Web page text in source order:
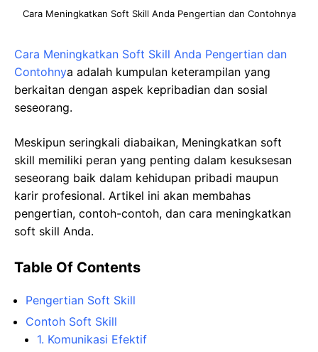
Cara Meningkatkan Soft Skill Anda Pengertian dan Contohnya
Cara Meningkatkan Soft Skill Anda Pengertian dan
Contohnya adalah kumpulan keterampilan yang
berkaitan dengan aspek kepribadian dan sosial
seseorang.
Meskipun seringkali diabaikan, Meningkatkan soft
skill memiliki peran yang penting dalam kesuksesan
seseorang baik dalam kehidupan pribadi maupun
karir profesional. Artikel ini akan membahas
pengertian, contoh-contoh, dan cara meningkatkan
soft skill Anda.
Table Of Contents
Pengertian Soft Skill
Contoh Soft Skill
1. Komunikasi Efektif